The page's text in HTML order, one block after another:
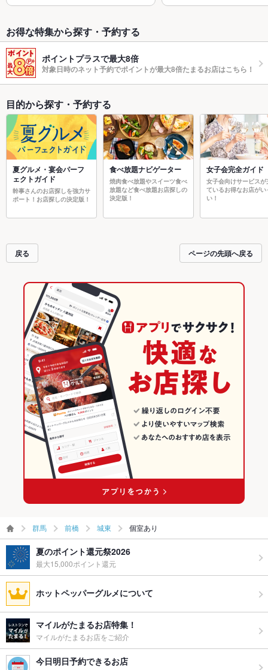
お得な特集から探す・予約する
ポイントプラスで最大8倍
対象日時のネット予約でポイントが最大8倍たまるお店はこちら！
目的から探す・予約する
夏グルメ・宴会パーフ
ェクトガイド
幹事さんのお店探しを強力サ
ポート！お店探しの決定版！
食べ放題ナビゲーター
焼肉食べ放題やスイーツ食べ
放題など食べ放題お店探しの
決定版！
女子会完全ガイド
女子会向けサービスが
ているお得なお店がい
い！
戻る ページの先頭へ戻る
群馬 前橋 城東 個室あり
夏のポイント還元祭2026
最大15,000ポイント還元
ホットペッパーグルメについて
マイルがたまるお店特集！
マイルがたまるお店をご紹介
今日明日予約できるお店